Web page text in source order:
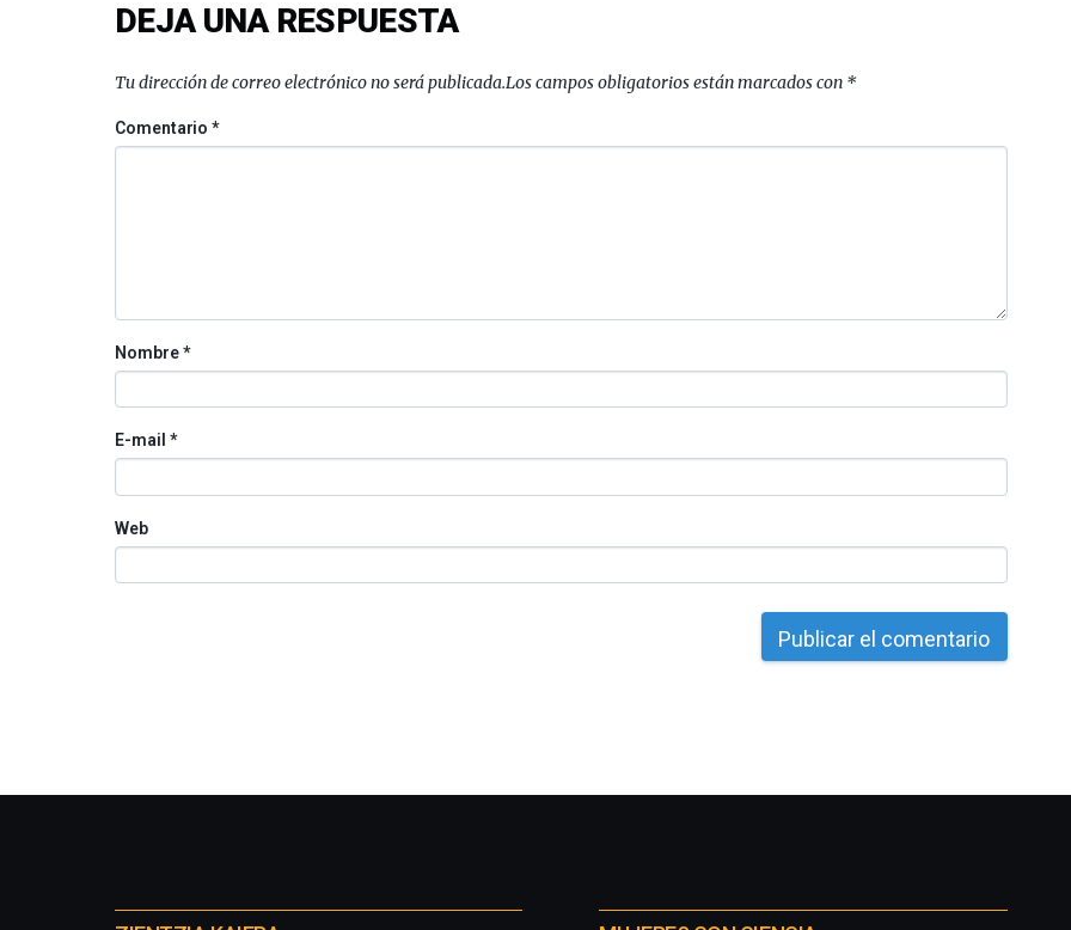
DEJA UNA RESPUESTA
Tu dirección de correo electrónico no será publicada.Los campos obligatorios están marcados con *
Comentario*
Nombre*
E-mail *
Web